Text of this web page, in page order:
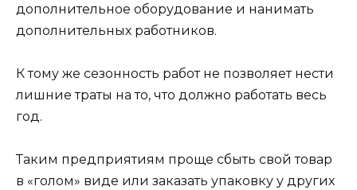
дополнительное оборудование и нанимать
дополнительных работников.
К тому же сезонность работ не позволяет нести
лишние траты на то, что должно работать весь
год.
Таким предприятиям проще сбыть свой товар
в «голом» виде или заказать упаковку у других